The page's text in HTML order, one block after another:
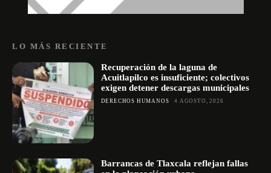
LO MÁS RECIENTE
Recuperación de la laguna de
Acuitlapilco es insuficiente; colectivos
exigen detener descargas municipales
DERECHOS HUMANOS 4 AGOSTO, 2026
Barrancas de Tlaxcala reflejan fallas